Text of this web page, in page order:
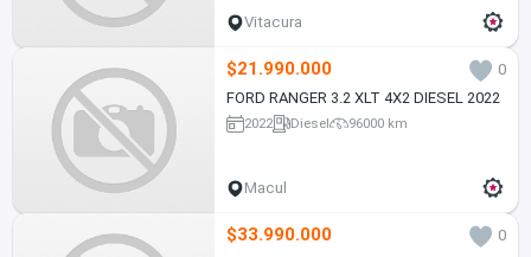
Vitacura
$21.990.000
0
FORD RANGER 3.2 XLT 4X2 DIESEL 2022
2022 Diesel 96000 km
Macul
$33.990.000
0